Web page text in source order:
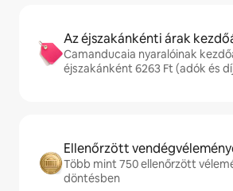
Az éjszakánkénti árak
Camanducaia nyaralóinak
éjszakánként 6263 Ft (adók és
Ellenőrzött
Több mint 750 ellenőrzött
döntésben